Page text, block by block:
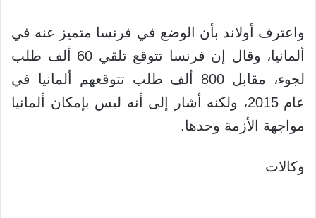
واعترف أولاند بأن الوضع في فرنسا متميز عنه في
ألمانيا، وقال إن فرنسا تتوقع تلقي 60 ألف طلب
لجوء، مقابل 800 ألف طلب تتوقعهم ألمانيا في
عام 2015، ولكنه أشار إلى أنه ليس بإمكان ألمانيا
مواجهة الأزمة وحدها.
وكالات